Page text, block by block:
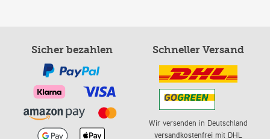
Sicher bezahlen Schneller Versand
Wir versenden in Deutschland
versandkostenfreimit DHL